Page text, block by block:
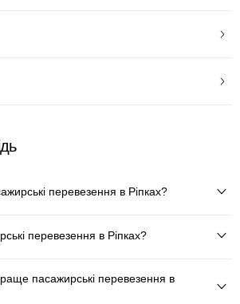
перевезення в Ріпках?
перевезення в Ріпках?
пасажирські перевезення в